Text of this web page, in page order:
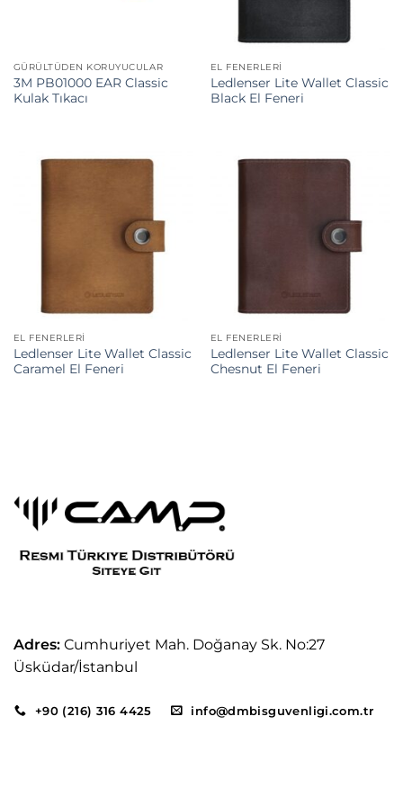
GÜRÜLTÜDEN KORUYUCULAR
3M PB01000 EAR Classic
Kulak Tıkacı
EL FENERLERI
Ledlenser Lite Wallet Classic
Black El Feneri
EL FENERLERI
Ledlenser Lite Wallet Classic
Caramel El Feneri
EL FENERLERI
Ledlenser Lite Wallet Classic
Chesnut El Feneri
Adres: Cumhuriyet Mah. Doğanay Sk. No:27
Üsküdar/İstanbul
+90 (216) 316 4425 info@dmbisguvenligi.com.tr